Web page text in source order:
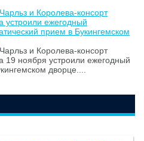
и Королева-консорт
устроили ежегодный
прием в Букингемском
и Королева-консорт
19 ноября устроили ежегодный
дворце....